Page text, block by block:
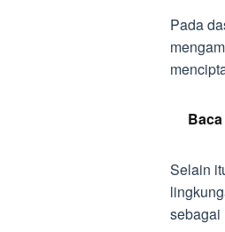
Pada
Selain
sebagai